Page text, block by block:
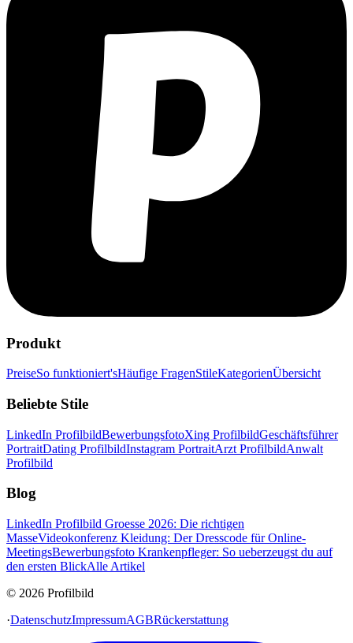
Produkt
PreiseSo funktioniert'sHäufige FragenStileKategorienÜbersicht
Beliebte Stile
LinkedIn ProfilbildBewerbungsfotoXing ProfilbildGeschäftsführer
PortraitDating ProfilbildInstagram PortraitArzt ProfilbildAnwalt
Profilbild
Blog
LinkedIn Profilbild Groesse 2026: Die richtigen
MasseVideokonferenz Kleidung: Der Dresscode für Online-
MeetingsBewerbungsfoto Krankenpfleger: So ueberzeugst du auf
den ersten BlickAlle Artikel
© 2026 Profilbild
·DatenschutzImpressumAGBRückerstattung